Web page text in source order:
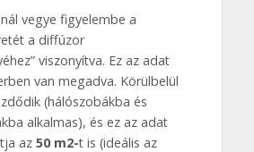
vegye figyelembe a
a diffúzor
viszonyítva. Ez az adat
van megadva. Körülbelül
(hálószobákba és
alkalmas), és ez az adat
az 50 m2-t is (ideális az